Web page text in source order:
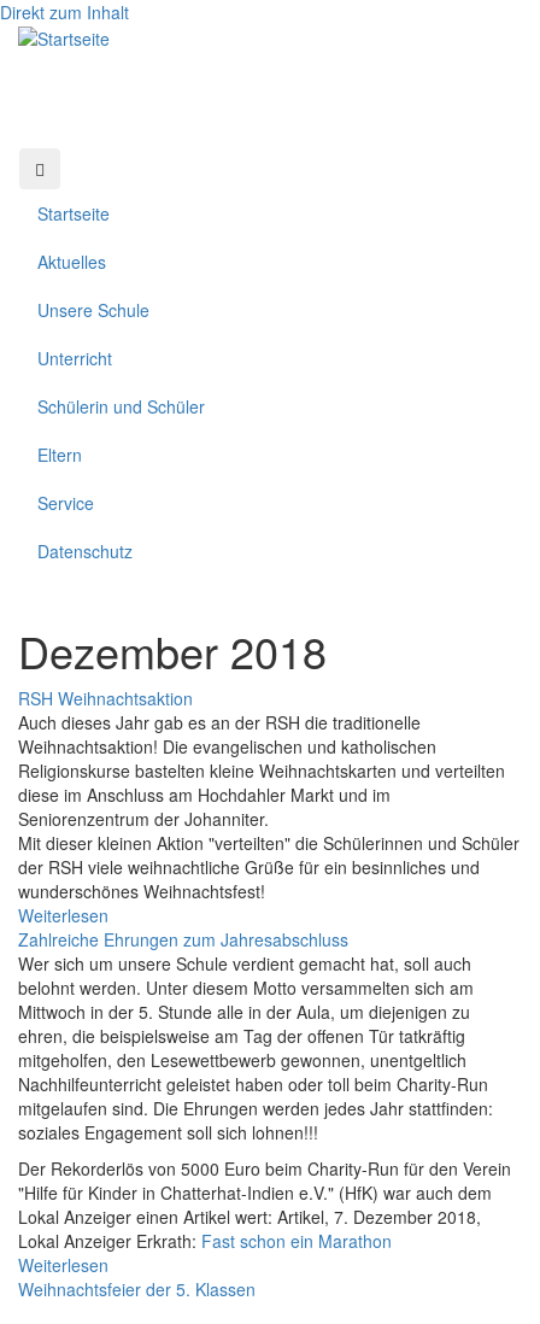
Direkt zum Inhalt
Startseite
Aktuelles
Unsere Schule
Unterricht
Schülerin und Schüler
Eltern
Service
Datenschutz
Dezember 2018
RSH Weihnachtsaktion
Auch dieses Jahr gab es an der RSH die traditionelle
Weihnachtsaktion! Die evangelischen und katholischen
Religionskurse bastelten kleine Weihnachtskarten und verteilten
diese im Anschluss am Hochdahler Markt und im
Seniorenzentrum der Johanniter.
Mit dieser kleinen Aktion "verteilten" die Schülerinnen und Schüler
der RSH viele weihnachtliche Grüße für ein besinnliches und
wunderschönes Weihnachtsfest!
Weiterlesen
Zahlreiche Ehrungen zum Jahresabschluss
Wer sich um unsere Schule verdient gemacht hat, soll auch
belohnt werden. Unter diesem Motto versammelten sich am
Mittwoch in der 5. Stunde alle in der Aula, um diejenigen zu
ehren, die beispielsweise am Tag der offenen Tür tatkräftig
mitgeholfen, den Lesewettbewerb gewonnen, unentgeltlich
Nachhilfeunterricht geleistet haben oder toll beim Charity-Run
mitgelaufen sind. Die Ehrungen werden jedes Jahr stattfinden:
soziales Engagement soll sich lohnen!!!
Der Rekorderlös von 5000 Euro beim Charity-Run für den Verein
"Hilfe für Kinder in Chatterhat-Indien e.V." (HfK) war auch dem
Lokal Anzeiger einen Artikel wert: Artikel, 7. Dezember 2018,
Lokal Anzeiger Erkrath: Fast schon ein Marathon
Weiterlesen
Weihnachtsfeier der 5. Klassen